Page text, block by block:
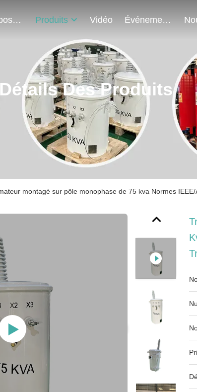
À Propos De Nous Produits Vidéo Événements
Détails Des Produits
montagé sur pôle monophase de 75 kva Normes